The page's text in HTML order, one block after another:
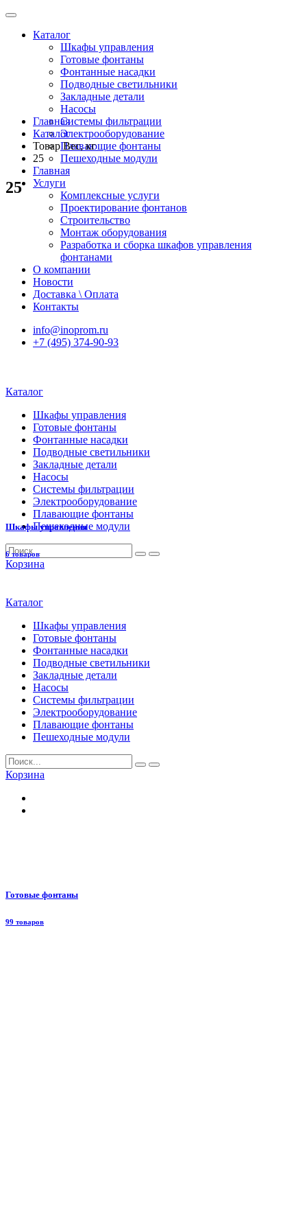
Каталог
Шкафы управления
Готовые фонтаны
Фонтанные насадки
Подводные светильники
Закладные детали
Насосы
Системы фильтрации
Электрооборудование
Плавающие фонтаны
Пешеходные модули
Главная
Услуги
Комплексные услуги
Проектирование фонтанов
Строительство
Монтаж оборудования
Разработка и сборка шкафов управления
фонтанами
О компании
Новости
Доставка \ Оплата
Контакты
info@inoprom.ru
+7 (495) 374-90-93
Каталог
Шкафы управления
Готовые фонтаны
Фонтанные насадки
Подводные светильники
Закладные детали
Насосы
Системы фильтрации
Электрооборудование
Плавающие фонтаны
Пешеходные модули
Корзина
Каталог
Шкафы управления
Готовые фонтаны
Фонтанные насадки
Подводные светильники
Закладные детали
Насосы
Системы фильтрации
Электрооборудование
Плавающие фонтаны
Пешеходные модули
Корзина
Главная
Каталог
Товар Вес, кг
25
25
Шкафы управления
6 товаров
Готовые фонтаны
99 товаров